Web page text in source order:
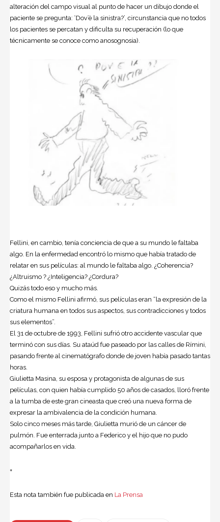
alteración del campo visual al punto de hacer un dibujo donde el
paciente se pregunta: ‘Dov’è la sinistra?’, circunstancia que no todos
los pacientes se percatan y dificulta su recuperación (lo que
técnicamente se conoce como anosognosia).
Fellini, en cambio, tenía conciencia de que a su mundo le faltaba
algo. En la enfermedad encontró lo mismo que había tratado de
relatar en sus películas: al mundo le faltaba algo. ¿Coherencia?
¿Altruismo ? ¿Inteligencia? ¿Cordura?
Quizás todo eso y mucho más.
Como el mismo Fellini afirmó, sus películas eran “la expresión de la
criatura humana en todos sus aspectos, sus contradicciones y todos
sus elementos”.
El 31 de octubre de 1993, Fellini sufrió otro accidente vascular que
terminó con sus días. Su ataúd fue paseado por las calles de Rímini,
pasando frente al cinematógrafo donde de joven había pasado tantas
horas.
Giulietta Masina, su esposa y protagonista de algunas de sus
películas, con quien había cumplido 50 años de casados, lloró frente
a la tumba de este gran cineasta que creó una nueva forma de
expresar la ambivalencia de la condición humana.
Solo cinco meses más tarde, Giulietta murió de un cáncer de
pulmón. Fue enterrada junto a Federico y el hijo que no pudo
acompañarlos en vida.
+
Esta nota también fue publicada en La Prensa